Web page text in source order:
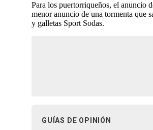
Para los puertorriqueños, el anuncio
menor anuncio de una tormenta que
y galletas Sport Sodas.
GUÍAS DE OPINIÓN